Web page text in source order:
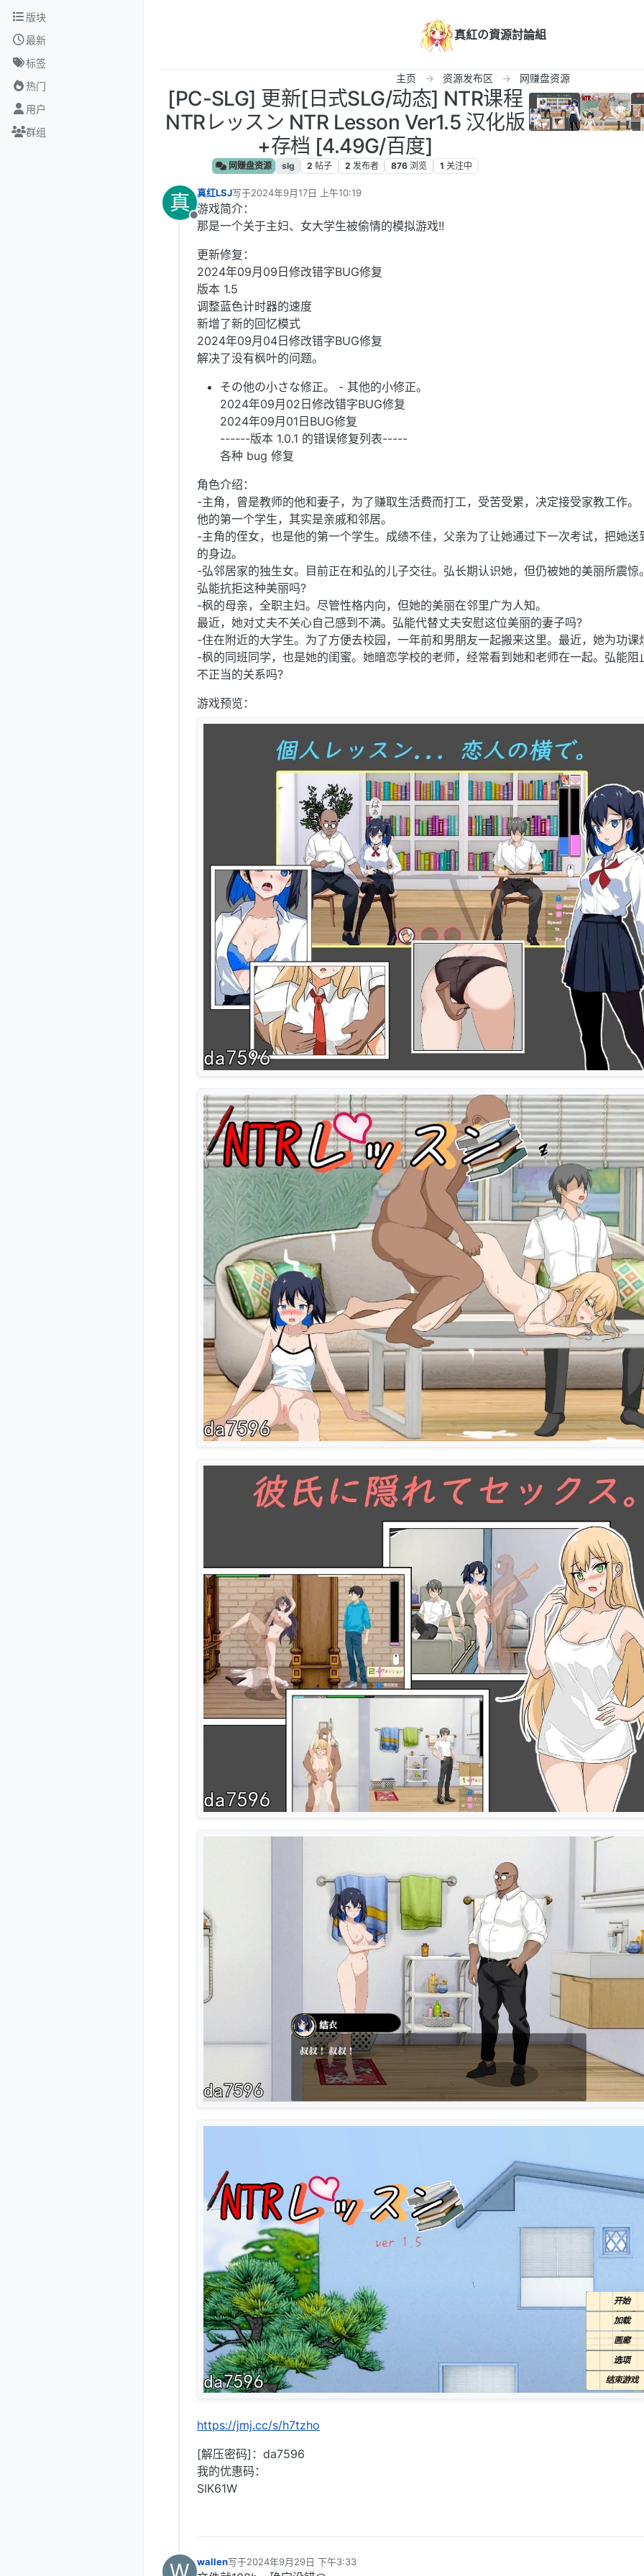
跳转至内容
版块
最新
标签
热门
用户
群组
真紅の資源討論組
主页 资源发布区 网赚盘资源
[PC-SLG] 更新[日式SLG/动态] NTR课程
NTRレッスン NTR Lesson Ver1.5 汉化版
+存档 [4.49G/百度]
网赚盘资源 slg 2 帖子 2 发布者 876 浏览 1 关注中
真
离线
真红LSJ写于2024年9月17日 上午10:19
最后由 编辑
游戏简介：
那是一个关于主妇、女大学生被偷情的模拟游戏!!
更新修复：
2024年09月09日修改错字BUG修复
版本 1.5
调整蓝色计时器的速度
新增了新的回忆模式
2024年09月04日修改错字BUG修复
解决了没有枫叶的问题。
その他の小さな修正。 - 其他的小修正。
2024年09月02日修改错字BUG修复
2024年09月01日BUG修复
------版本 1.0.1 的错误修复列表-----
各种 bug 修复
角色介绍：
-主角，曾是教师的他和妻子，为了赚取生活费而打工，受苦受累，决定接受家教工作。
他的第一个学生，其实是亲戚和邻居。
-主角的侄女，也是他的第一个学生。成绩不佳，父亲为了让她通过下一次考试，把她送
的身边。
-弘邻居家的独生女。目前正在和弘的儿子交往。弘长期认识她，但仍被她的美丽所震惊
弘能抗拒这种美丽吗?
-枫的母亲，全职主妇。尽管性格内向，但她的美丽在邻里广为人知。
最近，她对丈夫不关心自己感到不满。弘能代替丈夫安慰这位美丽的妻子吗?
-住在附近的大学生。为了方便去校园，一年前和男朋友一起搬来这里。最近，她为功课
-枫的同班同学，也是她的闺蜜。她暗恋学校的老师，经常看到她和老师在一起。弘能阻
不正当的关系吗?
游戏预览：
https://jmj.cc/s/h7tzho
[解压密码]：da7596
我的优惠码：
SIK61W
wallen写于2024年9月29日 下午3:33
最后由 编辑